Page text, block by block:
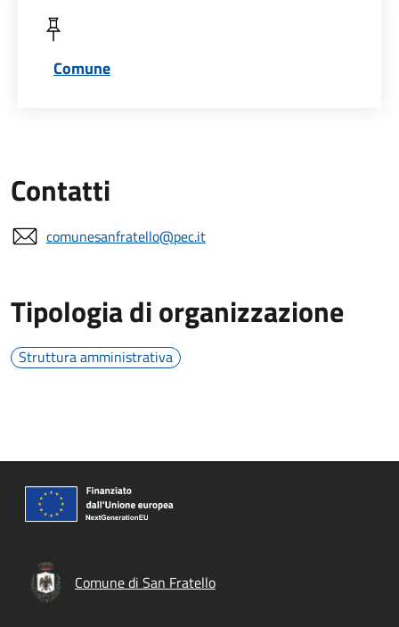
Comune
Contatti
comunesanfratello@pec.it
Tipologia di organizzazione
Struttura amministrativa
Comune di San Fratello